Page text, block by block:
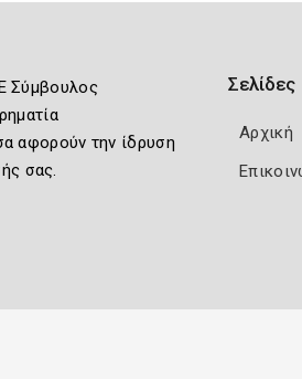
Σύμβουλος
αφορούν την ίδρυση
σας.
Σελίδες
Αρχική